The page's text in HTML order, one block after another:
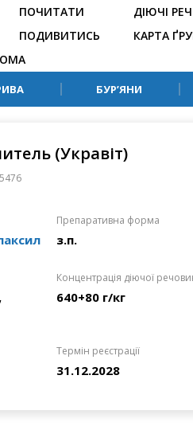
ПОЧИТАТИ
ПОДИВИТИСЬ
ДІЮЧІ
КАРТА
БУР’ЯНИ
(Укравіт)
5476
Препаративна форма
з.п.
Концентрація діючої
640+80 г/кг
Термін реєстрації
31.12.2028